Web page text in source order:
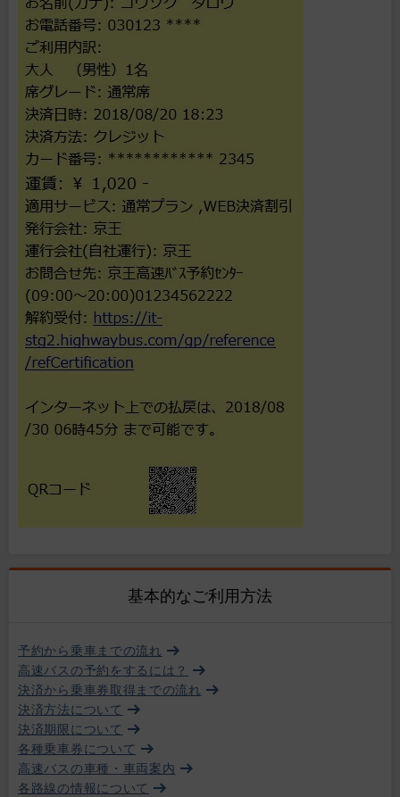
基本的なご利用方法
予約から乗車までの流れ
高速バスの予約をするには？
決済から乗車券取得までの流れ
決済方法について
決済期限について
各種乗車券について
高速バスの車種・車両案内
各路線の情報について